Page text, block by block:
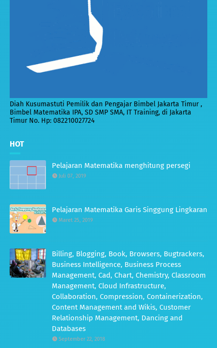
Diah Kusumastuti Pemilik dan Pengajar Bimbel Jakarta Timur ,
Bimbel Matematika IPA, SD SMP SMA, IT Training, di Jakarta
Timur No. Hp: 082210027724
HOT
Pelajaran Matematika menghitung persegi
Juli 07, 2019
Pelajaran Matematika Garis Singgung Lingkaran
Maret 25, 2019
Billing, Blogging, Book, Browsers, Bugtrackers,
Business Intelligence, Business Process
Management, Cad, Chart, Chemistry, Classroom
Management, Cloud Infrastructure,
Collaboration, Compression, Containerization,
Content Management and Wikis, Customer
Relationship Management, Dancing and
Databases
September 22, 2018